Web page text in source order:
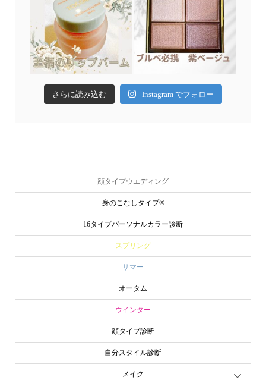
さらに読み込む Instagram でフォロー
顔タイプウエディング
身のこなしタイプ®
16タイプパーソナルカラー診断
スプリング
サマー
オータム
ウインター
顔タイプ診断
自分スタイル診断
メイク